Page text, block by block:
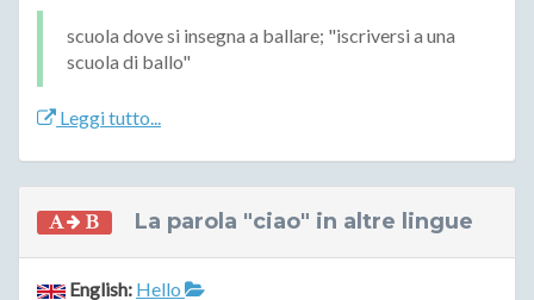
scuola dove si insegna a ballare; "iscriversi a una
scuola di ballo"
Leggi tutto...
La parola "ciao" in altre lingue
English: Hello